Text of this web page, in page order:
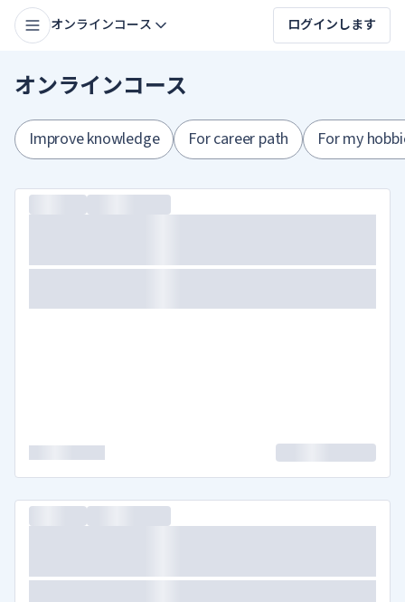
オンラインコース ログインします
オンラインコース
Improve knowledge For career path For my